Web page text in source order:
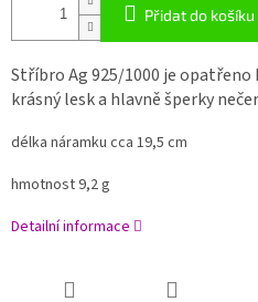
Přidat do košíku
Stříbro Ag 925/1000 je
krásný lesk a hlavně šperky
délka náramku cca 19,5 cm
hmotnost 9,2 g
Detailní informace